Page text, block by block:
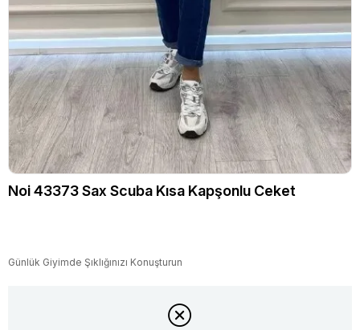
Noi 43373 Sax Scuba Kısa Kapşonlu Ceket
Günlük Giyimde Şıklığınızı Konuşturun